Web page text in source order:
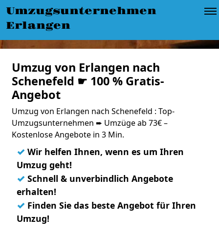
Umzugsunternehmen
Erlangen
Umzug von Erlangen nach
Schenefeld ☛ 100 % Gratis-
Angebot
Umzug von Erlangen nach Schenefeld : Top-
Umzugsunternehmen ➨ Umzüge ab 73€ –
Kostenlose Angebote in 3 Min.
✓ Wir helfen Ihnen, wenn es um Ihren
Umzug geht!
✓ Schnell & unverbindlich Angebote
erhalten!
✓ Finden Sie das beste Angebot für Ihren
Umzug!